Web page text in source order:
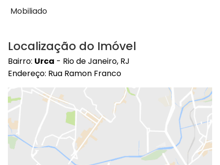
Mobiliado
Localização do Imóvel
Bairro: Urca - Rio de Janeiro, RJ
Endereço: Rua Ramon Franco